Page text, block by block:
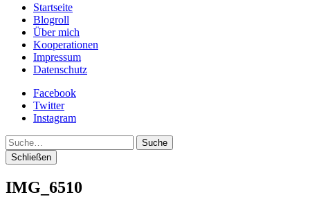
Startseite
Blogroll
Über mich
Kooperationen
Impressum
Datenschutz
Facebook
Twitter
Instagram
Suche
Schließen
IMG_6510